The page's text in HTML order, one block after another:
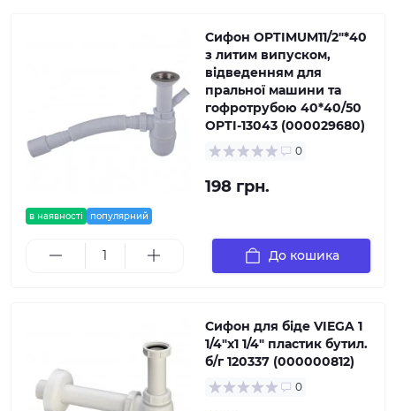
в наявності популярний
Сифон OPTIMUM11/2″*40
з литим випуском,
відведенням для
пральної машини та
гофротрубою 40*40/50
OPTI-13043 (000029680)
0
198 грн.
До кошика
Сифон для біде VIEGA 1
1/4″х1 1/4″ пластик бутил.
б/г 120337 (000000812)
0